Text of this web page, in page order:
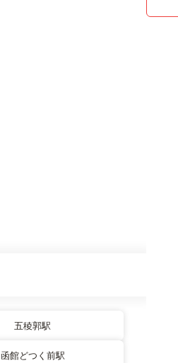
五稜郭駅
函館どつく前駅